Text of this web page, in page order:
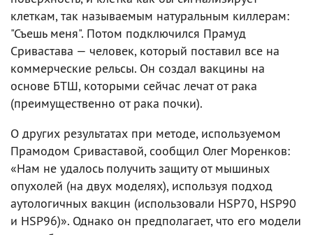
клеткам, так называемым натуральным киллерам:
"Съешь меня". Потом подключился Прамуд
Сривастава — человек, который поставил все на
коммерческие рельсы. Он создал вакцины на
основе БТШ, которыми сейчас лечат от рака
(преимущественно от рака почки).
О других результатах при методе, используемом
Прамодом Сриваставой, сообщил Олег Моренков:
«Нам не удалось получить защиту от мышиных
опухолей (на двух моделях), используя подход
аутологичных вакцин (использовали HSP70, HSP90
и HSP96)». Однако он предполагает, что его модели